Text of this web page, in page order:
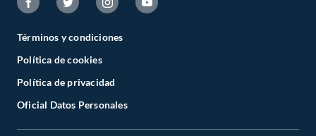
Términos y condiciones
Política de cookies
Política de privacidad
Oficial Datos Personales